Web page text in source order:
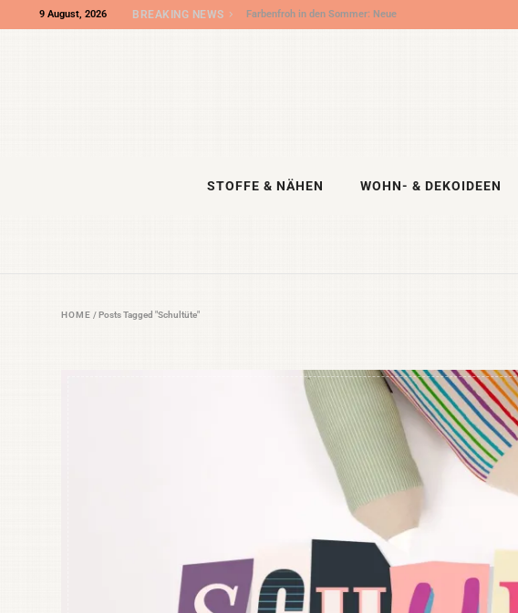
9 August, 2026 BREAKING NEWS Wir sind „Shop des Monats“ bei DIY
STOFFE & NÄHEN WOHN- & DEKOIDEEN
HOME /Posts Tagged "Schultüte"